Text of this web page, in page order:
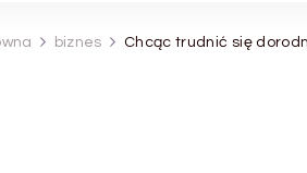
biznes Chcąc trudnić się